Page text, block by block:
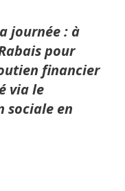
journée : à
pour
financier
via le
sociale en